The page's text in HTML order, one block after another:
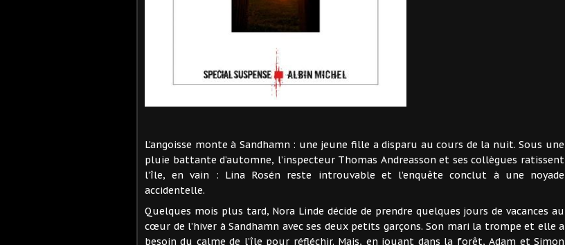
L’angoisse monte à Sandhamn : une jeune fille a disparu au cours de la nuit. Sous une
pluie battante d’automne, l’inspecteur Thomas Andreasson et ses collègues ratissent
l’île, en vain : Lina Rosén reste introuvable et l’enquête conclut à une noyade
accidentelle.
Quelques mois plus tard, Nora Linde décide de prendre quelques jours de vacances au
cœur de l’hiver à Sandhamn avec ses deux petits garçons. Son mari la trompe et elle a
besoin du calme de l’île pour réfléchir. Mais, en jouant dans la forêt, Adam et Simon